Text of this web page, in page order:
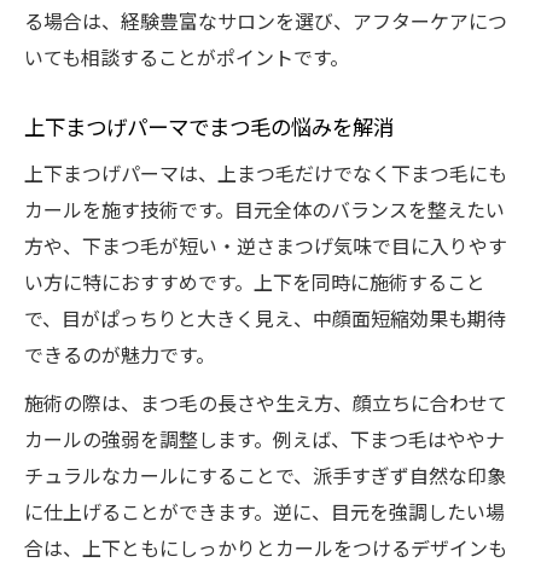
る場合は、経験豊富なサロンを選び、アフターケアにつ
いても相談することがポイントです。
上下まつげパーマでまつ毛の悩みを解消
上下まつげパーマは、上まつ毛だけでなく下まつ毛にも
カールを施す技術です。目元全体のバランスを整えたい
方や、下まつ毛が短い・逆さまつげ気味で目に入りやす
い方に特におすすめです。上下を同時に施術すること
で、目がぱっちりと大きく見え、中顔面短縮効果も期待
できるのが魅力です。
施術の際は、まつ毛の長さや生え方、顔立ちに合わせて
カールの強弱を調整します。例えば、下まつ毛はややナ
チュラルなカールにすることで、派手すぎず自然な印象
に仕上げることができます。逆に、目元を強調したい場
合は、上下ともにしっかりとカールをつけるデザインも